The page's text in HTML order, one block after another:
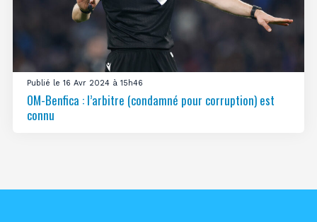
Publié le 16 Avr 2024 à 15h46
OM-Benfica : l’arbitre (condamné pour corruption) est
connu